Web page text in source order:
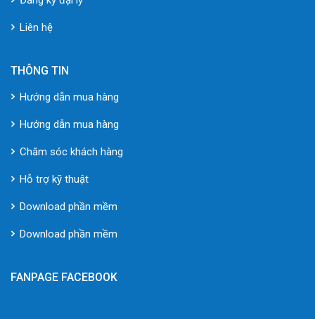
Liên hệ
THÔNG TIN
Hướng dẫn mua hàng
Hướng dẫn mua hàng
Chăm sóc khách hàng
Hỗ trợ kỹ thuật
Download phần mềm
Download phần mềm
FANPAGE FACEBOOK